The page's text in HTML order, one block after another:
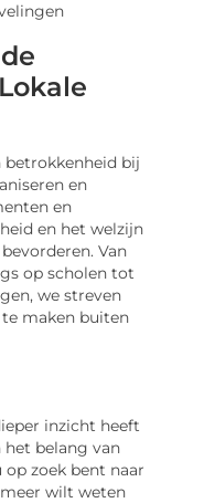
betrokkenheid bij
en
en
en het welzijn
Van
op scholen tot
we streven
maken buiten
inzicht heeft
het belang van
zoek bent naar
wilt weten